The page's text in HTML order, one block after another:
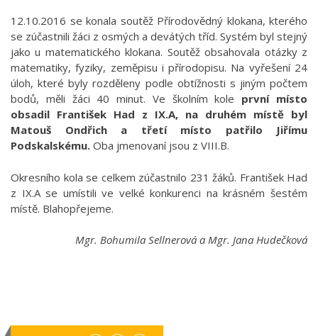
12.10.2016 se konala soutěž Přírodovědný klokana, kterého
se zúčastnili žáci z osmých a devátých tříd. Systém byl stejný
jako u matematického klokana. Soutěž obsahovala otázky z
matematiky, fyziky, zeměpisu i přírodopisu. Na vyřešení 24
úloh, které byly rozděleny podle obtížnosti s jiným počtem
bodů, měli žáci 40 minut. Ve školním kole první místo
obsadil František Had z IX.A, na druhém místě byl
Matouš Ondřich a třetí místo patřilo Jiřímu
Podskalskému. Oba jmenovaní jsou z VIII.B.
Okresního kola se celkem zúčastnilo 231 žáků. František Had
z IX.A se umístili ve velké konkurenci na krásném šestém
místě. Blahopřejeme.
Mgr. Bohumila Sellnerová a Mgr. Jana Hudečková